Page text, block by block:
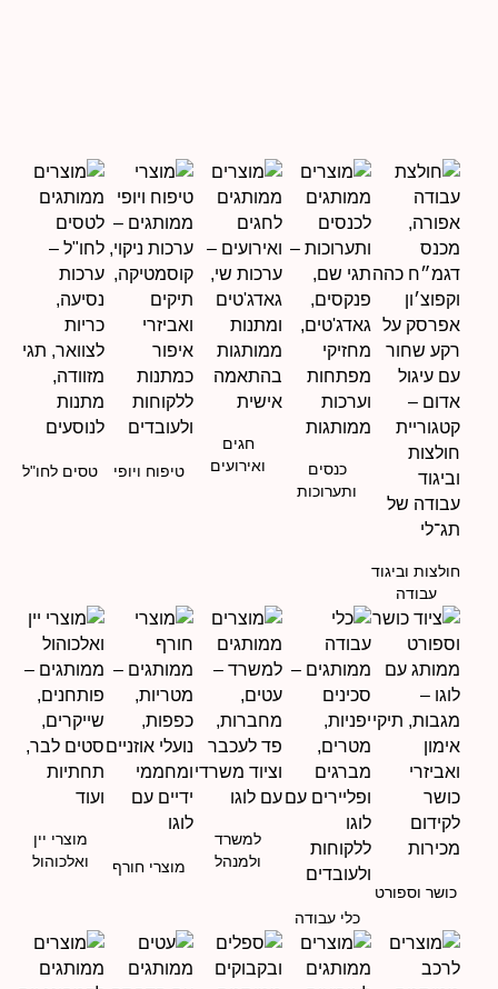
חולצות וביגוד
עבודה
כנסים
ותערוכות
חגים
ואירועים
טיפוח ויופי טסים לחו"ל
כושר וספורט
כלי עבודה
למשרד
ולמנהל
מוצרי חורף
מוצרי יין
ואלכוהול